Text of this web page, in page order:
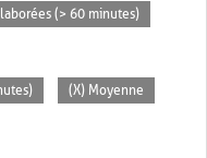
(> 60 minutes)
(X) Moyenne